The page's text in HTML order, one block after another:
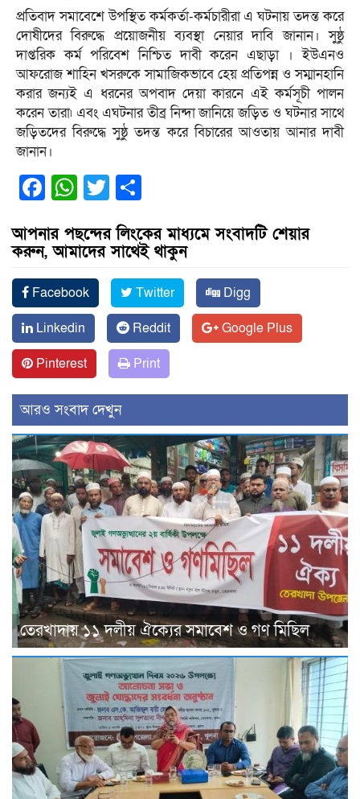
প্রতিবাদ সমাবেশে উপস্থিত কর্মকর্তা-কর্মচারীরা এ ঘটনায় তদন্ত করে
দোষীদের বিরুদ্ধে প্রয়োজনীয় ব্যবস্থা নেয়ার দাবি জানান। সুষ্ঠু
দাপ্তরিক কর্ম পরিবেশ নিশ্চিত দাবী করেন এছাড়া । ইউএনও
আফরোজ শাহিন খসরুকে সামাজিকভাবে হেয় প্রতিপন্ন ও সম্মানহানি
করার জন্যই এ ধরনের অপবাদ দেয়া কারনে এই কর্মসূচী পালন
করেন তারা৷ এবং এঘটনার তীব্র নিন্দা জানিয়ে জড়িত ও ঘটনার সাথে
জড়িতদের বিরুদ্ধে সুষ্ঠু তদন্ত করে বিচারের আওতায় আনার দাবী
জানান।
Facebook
WhatsApp
Twitter
আপনার পছন্দের লিংকের মাধ্যমে সংবাদটি শেয়ার
করুন, আমাদের সাথেই থাকুন
Facebook Twitter
Digg
Linkedin
Reddit
Google Plus
Pinterest
Print
আরও সংবাদ দেখুন
তেরখাদায় ১১ দলীয় ঐক্যের সমাবেশ ও গণ মিছিল